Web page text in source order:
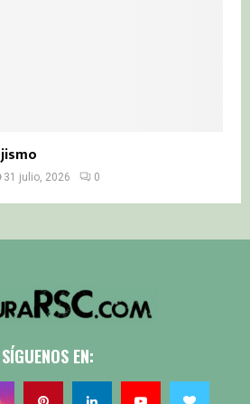
31 julio, 2026 0
SÍGUENOS EN: